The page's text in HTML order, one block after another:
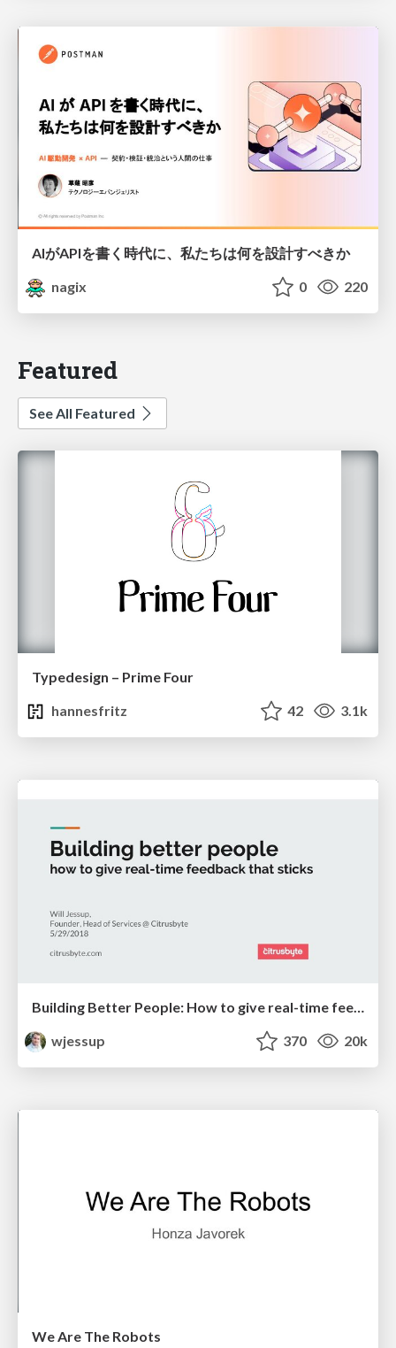
AIがAPIを書く時代に、私たちは何を設計すべきか
nagix
0 220
Featured
See All Featured
Typedesign – Prime Four
hannesfritz
42 3.1k
Building Better People: How to give real-time feedback that sticks.
wjessup
370 20k
We Are The Robots